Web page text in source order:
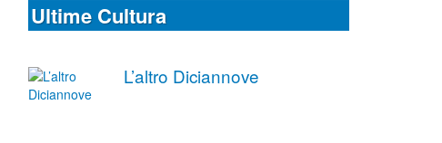
Ultime Cultura
L’altro Diciannove